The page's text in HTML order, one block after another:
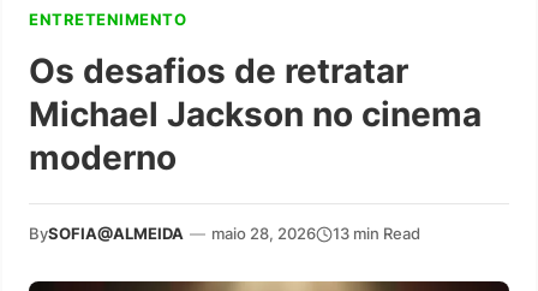
ENTRETENIMENTO
Os desafios de retratar
Michael Jackson no cinema
moderno
BySOFIA@ALMEIDA — maio 28, 2026 13 min Read